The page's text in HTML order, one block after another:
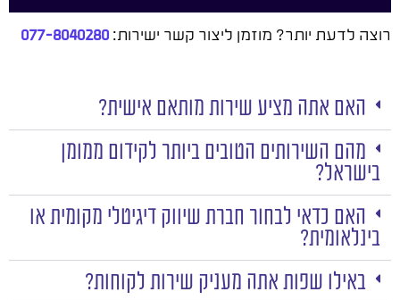
רוצה לדעת יותר? מוזמן ליצור קשר ישירות:077-8040280
האם אתה מציע שירות מותאם אישית?
מהם השירותים הטובים ביותר לקידום ממומן
בישראל?
האם כדאי לבחור חברת שיווק דיגיטלי מקומית או
בינלאומית?
באילו שפות אתה מעניק שירות לקוחות?